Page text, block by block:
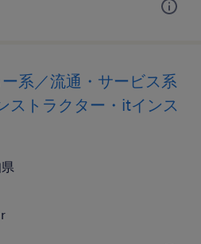
系／流通・サービス系
ストラクター・itインス